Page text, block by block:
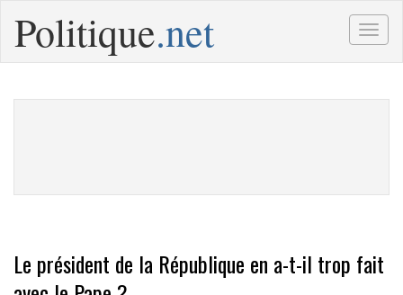
Politique.net
Le président de la République en a-t-il trop fait